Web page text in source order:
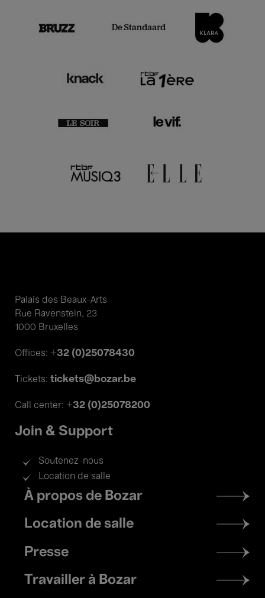
Palais des Beaux-Arts
Rue Ravenstein, 23
1000 Bruxelles
Offices: +32 (0)25078430
Tickets: tickets@bozar.be
Call center: +32 (0)25078200
Join & Support
Soutenez-nous
Location de salle
Footer
menu
À propos de Bozar
Location de salle
Presse
Travailler à Bozar